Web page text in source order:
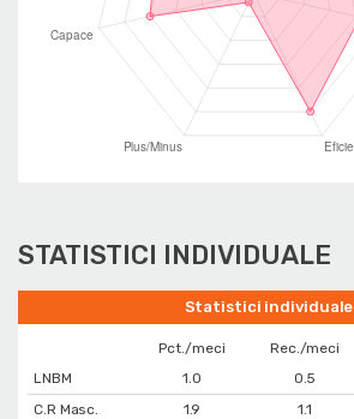
STATISTICI INDIVIDUALE
Statistici individuale
Pct./meci Rec./meci
LNBM
1.0 0.5
C.R Masc.
1.9 1.1